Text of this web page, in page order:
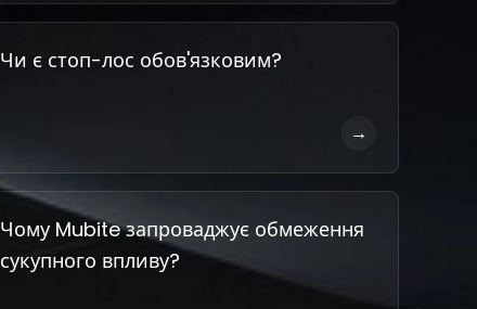
Чи є стоп-лос обов'язковим?
→
Чому Mubite запроваджує обмеження
сукупного впливу?